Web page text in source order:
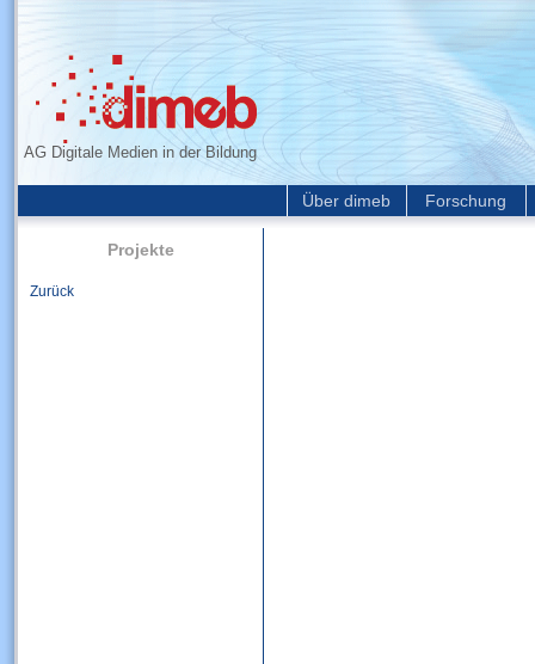
AG Digitale Medien in der Bildung
Über dimeb Forschung
Projekte
Zurück